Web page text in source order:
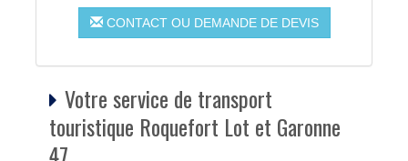
CONTACT OU DEMANDE DE DEVIS
Votre service de transport
touristique Roquefort Lot et Garonne